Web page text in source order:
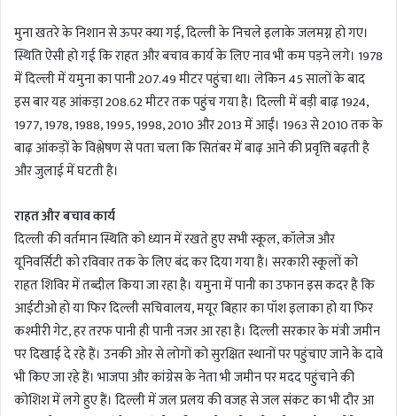
मुना खतरे के निशान से ऊपर क्या गई, दिल्ली के निचले इलाके जलमग्न हो गए।
स्थिति ऐसी हो गई कि राहत और बचाव कार्य के लिए नाव भी कम पड़ने लगे। 1978
में दिल्ली में यमुना का पानी 207.49 मीटर पहुंचा था। लेकिन 45 सालों के बाद
इस बार यह आंकड़ा 208.62 मीटर तक पहुंच गया है। दिल्ली में बड़ी बाढ़ 1924,
1977, 1978, 1988, 1995, 1998, 2010 और 2013 में आईं। 1963 से 2010 तक के
बाढ़ आंकड़ों के विश्लेषण से पता चला कि सितंबर में बाढ़ आने की प्रवृत्ति बढ़ती है
और जुलाई में घटती है।
राहत और बचाव कार्य
दिल्ली की वर्तमान स्थिति को ध्यान में रखते हुए सभी स्कूल, कॉलेज और
यूनिवर्सिटी को रविवार तक के लिए बंद कर दिया गया है। सरकारी स्कूलों को
राहत शिविर में तब्दील किया जा रहा है। यमुना में पानी का उफान इस कदर है कि
आईटीओ हो या फिर दिल्ली सचिवालय, मयूर बिहार का पॉश इलाका हो या फिर
कश्मीरी गेट, हर तरफ पानी ही पानी नजर आ रहा है। दिल्ली सरकार के मंत्री जमीन
पर दिखाई दे रहे हैं। उनकी ओर से लोगों को सुरक्षित स्थानों पर पहुंचाए जाने के दावे
भी किए जा रहे हैं। भाजपा और कांग्रेस के नेता भी जमीन पर मदद पहुंचाने की
कोशिश में लगे हुए हैं। दिल्ली में जल प्रलय की वजह से जल संकट का भी दौर आ